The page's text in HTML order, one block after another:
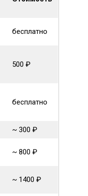
бесплатно
500 ₽
бесплатно
~ 300 ₽
~ 800 ₽
~ 1400 ₽